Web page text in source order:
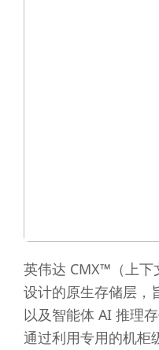
英伟达 CMX™（上下
设计的原生存储层，
以及智能体 AI 推理
通过利用专用的机柜